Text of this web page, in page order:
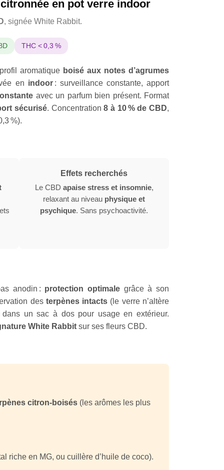
en pot verre indoor
, signée White Rabbit.
THC < 0,3 %
aromatique boisé aux notes d’agrumes
en indoor: surveillance constante, apport
avec un parfum bien présent. Format
sécurisé. Concentration8 à 10 % de CBD,
%).
Effets recherchés
Le CBD apaise stress et insomnie,
relaxant au niveau physique et
psychique. Sans psychoactivité.
anodin : protection optimalegrâce à son
des terpènes intacts (le verre n’altère
un sac à dos pour usage en extérieur.
White Rabbit sur ses fleurs CBD.
citron-boisés (les arômes les plus
riche en MG, ou cuillère d’huile de coco).